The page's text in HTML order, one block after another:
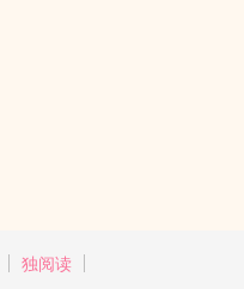
独阅读